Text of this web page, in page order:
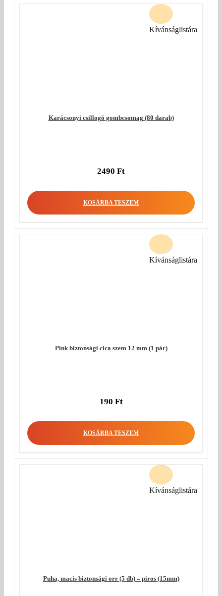
Karácsonyi csillogó gombcsomag (80 darab)
2490 Ft
KOSÁRBA TESZEM
Kívánságlistára
Pink biztonsági cica szem 12 mm (1 pár)
190 Ft
KOSÁRBA TESZEM
Kívánságlistára
Puha, macis biztonsági orr (5 db) – piros (15mm)
Kívánságlistára